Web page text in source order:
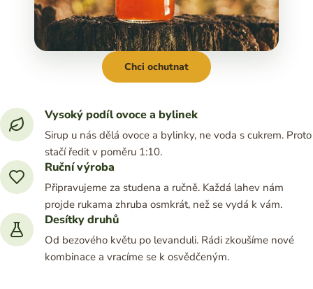
Vysoký podíl ovoce a bylinek
Sirup u nás dělá ovoce a bylinky, ne voda s cukrem. Proto
stačí ředit v poměru 1:10.
Ruční výroba
Připravujeme za studena a ručně. Každá lahev nám
projde rukama zhruba osmkrát, než se vydá k vám.
Desítky druhů
Od bezového květu po levanduli. Rádi zkoušíme nové
kombinace a vracíme se k osvědčeným.
Chci ochutnat